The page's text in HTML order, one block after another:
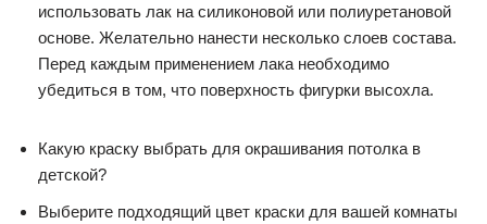
использовать лак на силиконовой или полиуретановой
основе. Желательно нанести несколько слоев состава.
Перед каждым применением лака необходимо
убедиться в том, что поверхность фигурки высохла.
Какую краску выбрать для окрашивания потолка в
детской?
Выберите подходящий цвет краски для вашей комнаты